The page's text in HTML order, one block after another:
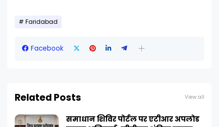
Faridabad
Facebook
Related Posts View all
समाधान शिविर पोर्टल पर एटीआर अपलोड